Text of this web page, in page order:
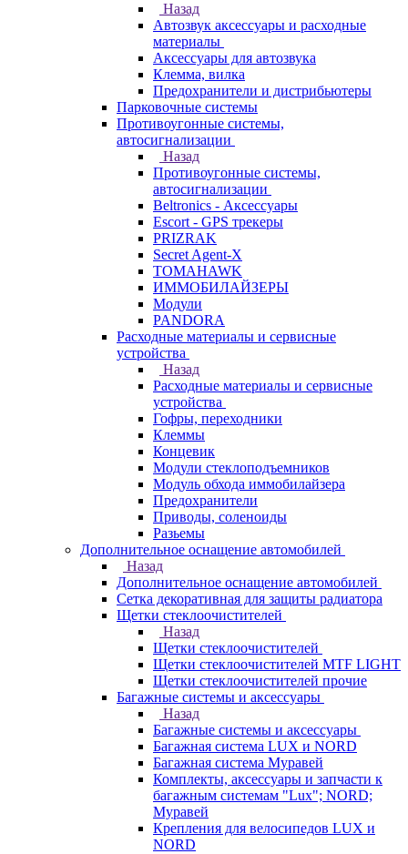
Назад
Автозвук аксессуары и расходные
материалы
Аксессуары для автозвука
Клемма, вилка
Предохранители и дистрибьютеры
Парковочные системы
Противоугонные системы,
автосигнализации
Назад
Противоугонные системы,
автосигнализации
Beltronics - Аксессуары
Escort - GPS трекеры
PRIZRAK
Secret Agent-X
TOMAHAWK
ИММОБИЛАЙЗЕРЫ
Модули
PANDORA
Расходные материалы и сервисные
устройства
Назад
Расходные материалы и сервисные
устройства
Гофры, переходники
Клеммы
Концевик
Модули стеклоподъемников
Модуль обхода иммобилайзера
Предохранители
Приводы, соленоиды
Разьемы
Дополнительное оснащение автомобилей
Назад
Дополнительное оснащение автомобилей
Сетка декоративная для защиты радиатора
Щетки стеклоочистителей
Назад
Щетки стеклоочистителей
Щетки стеклоочистителей MTF LIGHT
Щетки стеклоочистителей прочие
Багажные системы и аксессуары
Назад
Багажные системы и аксессуары
Багажная система LUX и NORD
Багажная система Муравей
Комплекты, аксессуары и запчасти к
багажным системам "Lux"; NORD;
Муравей
Крепления для велосипедов LUX и
NORD